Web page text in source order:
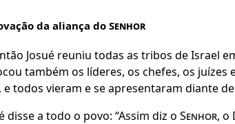
da aliança do Senhor
Josué reuniu todas as tribos de Israel
também os líderes, os chefes, os juízes
e todos vieram e se apresentaram diante
disse a todo o povo: “Assim diz o Senhor, o